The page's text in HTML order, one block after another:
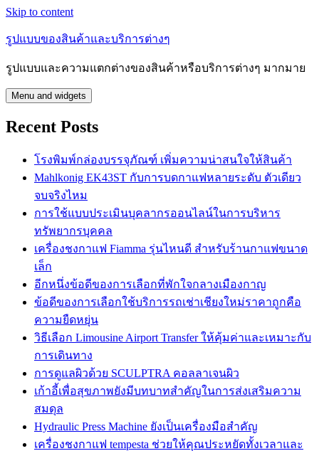
Skip to content
รูปแบบของสินค้าและบริการต่างๆ
รูปแบบและความแตกต่างของสินค้าหรือบริการต่างๆ มากมาย
Menu and widgets
Recent Posts
โรงพิมพ์กล่องบรรจุภัณฑ์ เพิ่มความน่าสนใจให้สินค้า
Mahlkonig EK43ST กับการบดกาแฟหลายระดับ ตัวเดียว
จบจริงไหม
การใช้แบบประเมินบุคลากรออนไลน์ในการบริหาร
ทรัพยากรบุคคล
เครื่องชงกาแฟ Fiamma รุ่นไหนดี สำหรับร้านกาแฟขนาด
เล็ก
อีกหนึ่งข้อดีของการเลือกที่พักใจกลางเมืองกาญ
ข้อดีของการเลือกใช้บริการรถเช่าเชียงใหม่ราคาถูกคือ
ความยืดหยุ่น
วิธีเลือก Limousine Airport Transfer ให้คุ้มค่าและเหมาะกับ
การเดินทาง
การดูแลผิวด้วย SCULPTRA คอลลาเจนผิว
เก้าอี้เพื่อสุขภาพยังมีบทบาทสำคัญในการส่งเสริมความ
สมดุล
Hydraulic Press Machine ยังเป็นเครื่องมือสำคัญ
เครื่องชงกาแฟ tempesta ช่วยให้คุณประหยัดทั้งเวลาและ